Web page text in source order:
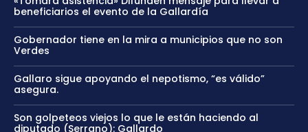
beneficiarios el evento de la Gallardía
Gobernador tiene en la mira a municipios que no son
Verdes
Gallaro sigue apoyando el nepotismo, “es válido”
asegura.
Son golpeteos viejos lo que le están haciendo al
diputado (Serrano): Gallardo